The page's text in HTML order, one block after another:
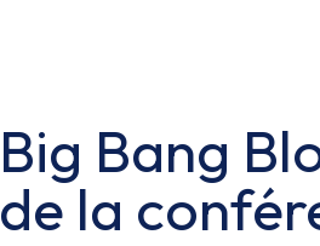
Big Bang
de la